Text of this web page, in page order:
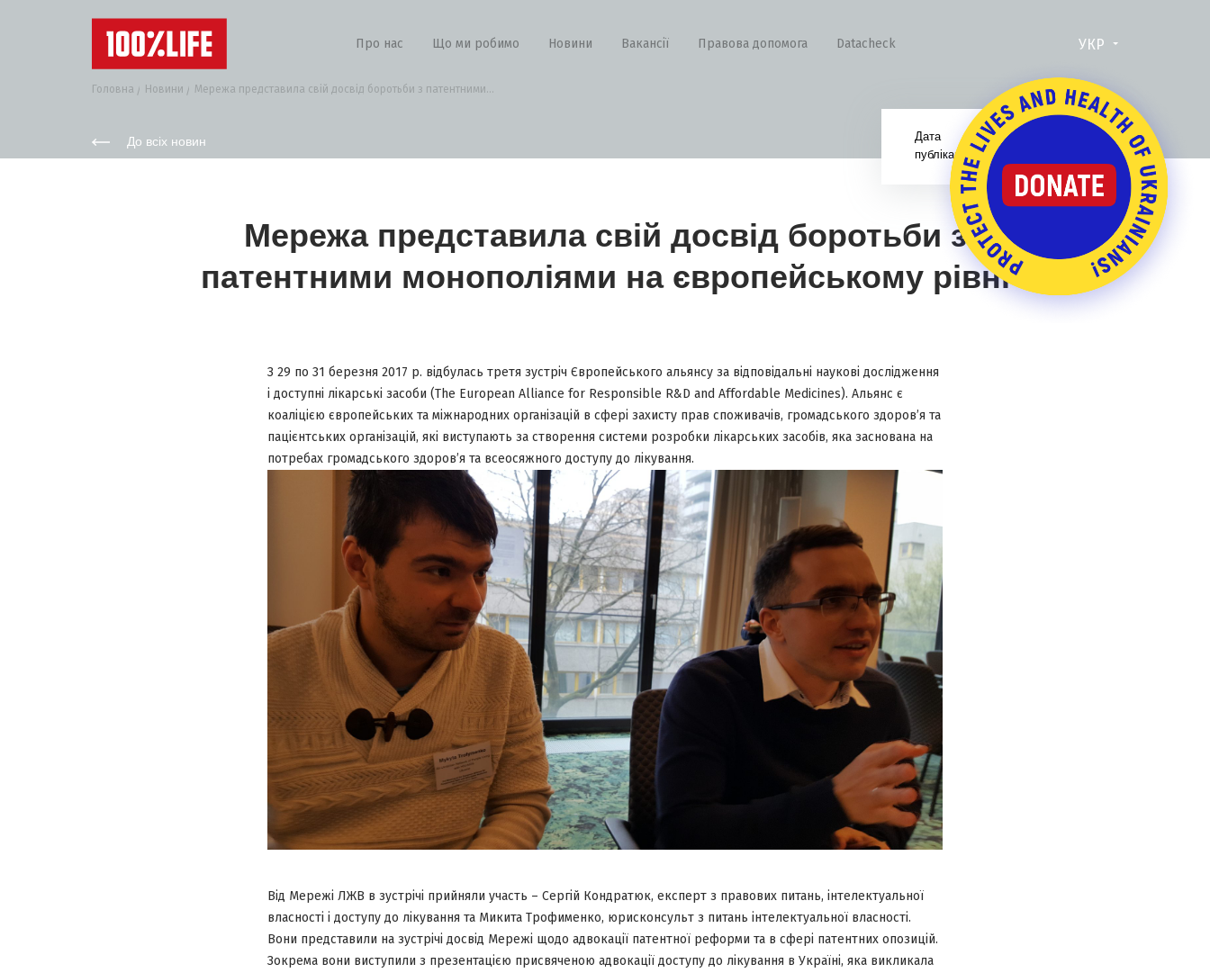
Про нас Що ми робимо Новини Вакансії Правова допомога Datacheck УКР
Головна Новини Мережа представила свій досвід боротьби з патентними...
До всіх новин
Дата
публікації:
Мережа представила свій досвід боротьби з
патентними монополіями на європейському рівні
З 29 по 31 березня 2017 р. відбулась третя зустріч Європейського альянсу за відповідальні наукові дослідження
і доступні лікарські засоби (The European Alliance for Responsible R&D and Affordable Medicines). Альянс є
коаліцією європейських та міжнародних організацій в сфері захисту прав споживачів, громадського здоров’я та
пацієнтських організацій, які виступають за створення системи розробки лікарських засобів, яка заснована на
потребах громадського здоров’я та всеосяжного доступу до лікування.
Від Мережі ЛЖВ в зустрічі прийняли участь – Сергій Кондратюк, експерт з правових питань, інтелектуальної
власності і доступу до лікування та Микита Трофименко, юрисконсульт з питань інтелектуальної власності.
Вони представили на зустрічі досвід Мережі щодо адвокації патентної реформи та в сфері патентних опозицій.
Зокрема вони виступили з презентацією присвяченою адвокації доступу до лікування в Україні, яка викликала